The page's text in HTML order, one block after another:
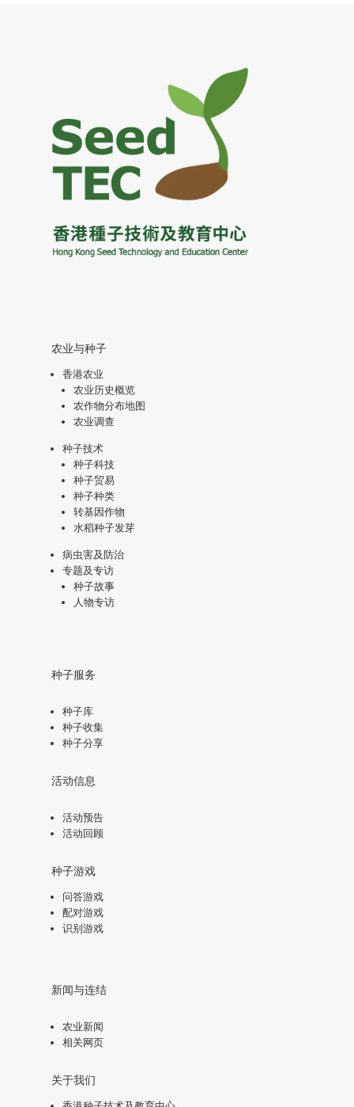
农业与种子
香港农业
农业历史概览
农作物分布地图
农业调查
种子技术
种子科技
种子贸易
种子种类
转基因作物
水稻种子发芽
病虫害及防治
专题及专访
种子故事
人物专访
种子服务
种子库
种子收集
种子分享
活动信息
活动预告
活动回顾
种子游戏
问答游戏
配对游戏
识别游戏
新闻与连结
农业新闻
相关网页
关于我们